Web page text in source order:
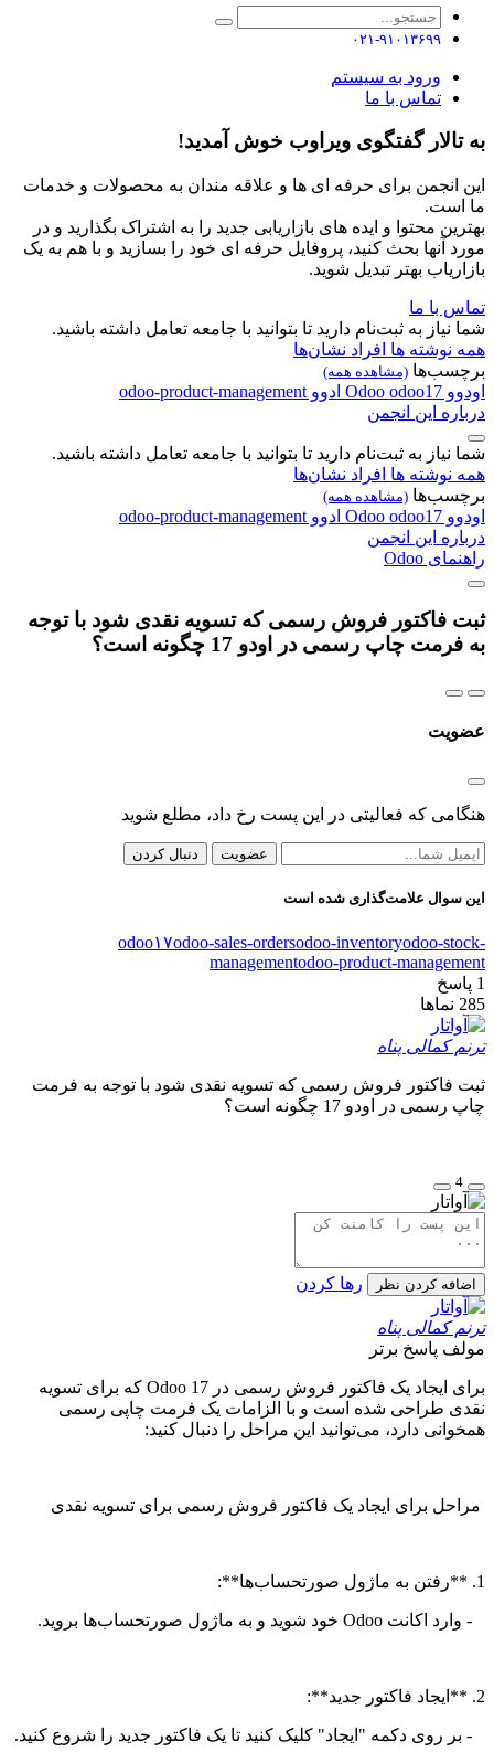
۰۲۱-۹۱۰۱۳۶۹۹
ورود به سیستم
تماس با ما
به تالار گفتگوی ویراوب خوش آمدید!
این انجمن برای حرفه ای ها و علاقه مندان به محصولات و خدمات
ما است.
بهترین محتوا و ایده های بازاریابی جدید را به اشتراک بگذارید و در
مورد آنها بحث کنید، پروفایل حرفه ای خود را بسازید و با هم به یک
بازاریاب بهتر تبدیل شوید.
تماس با ما
شما نیاز به ثبت‌نام دارید تا بتوانید با جامعه تعامل داشته باشید.
همه نوشته ها افراد نشان‌ها
برچسب‌ها (مشاهده همه)
اودوو Odoo odoo17 ادوو odoo-product-management
درباره این انجمن
شما نیاز به ثبت‌نام دارید تا بتوانید با جامعه تعامل داشته باشید.
همه نوشته ها افراد نشان‌ها
برچسب‌ها (مشاهده همه)
اودوو Odoo odoo17 ادوو odoo-product-management
درباره این انجمن
راهنمای Odoo
ثبت فاکتور فروش رسمی که تسویه نقدی شود با توجه
به فرمت چاپ رسمی در اودو 17 چگونه است؟
عضویت
هنگامی که فعالیتی در این پست رخ داد، مطلع شوید
عضویت دنبال کردن
این سوال علامت‌گذاری شده است
odoo۱۷odoo-sales-ordersodoo-inventoryodoo-stock-
managementodoo-product-management
1 پاسخ
285 نماها
ترنم کمالی پناه
ثبت فاکتور فروش رسمی که تسویه نقدی شود با توجه به فرمت
چاپ رسمی در اودو 17 چگونه است؟
4
اضافه کردن نظر رها کردن
ترنم کمالی پناه
مولف پاسخ برتر
برای ایجاد یک فاکتور فروش رسمی در Odoo 17 که برای تسویه
نقدی طراحی شده است و با الزامات یک فرمت چاپی رسمی
همخوانی دارد، می‌توانید این مراحل را دنبال کنید:
مراحل برای ایجاد یک فاکتور فروش رسمی برای تسویه نقدی
1. **رفتن به ماژول صورتحساب‌ها**:
- وارد اکانت Odoo خود شوید و به ماژول صورتحساب‌ها بروید.
2. **ایجاد فاکتور جدید**:
- بر روی دکمه "ایجاد" کلیک کنید تا یک فاکتور جدید را شروع کنید.